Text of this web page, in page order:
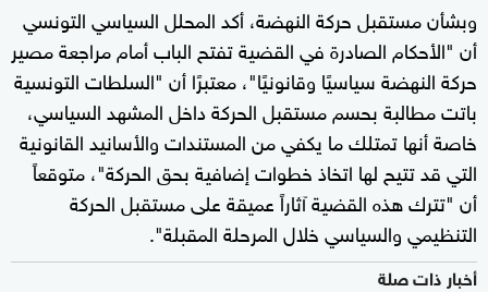
وبشأن مستقبل حركة النهضة، أكد المحلل السياسي التونسي
أن "الأحكام الصادرة في القضية تفتح الباب أمام مراجعة مصير
حركة النهضة سياسيًا وقانونيًا"، معتبرًا أن "السلطات التونسية
باتت مطالبة بحسم مستقبل الحركة داخل المشهد السياسي،
خاصة أنها تمتلك ما يكفي من المستندات والأسانيد القانونية
التي قد تتيح لها اتخاذ خطوات إضافية بحق الحركة"، متوقعاً
أن "تترك هذه القضية آثاراً عميقة على مستقبل الحركة
التنظيمي والسياسي خلال المرحلة المقبلة".
أخبار ذات صلة